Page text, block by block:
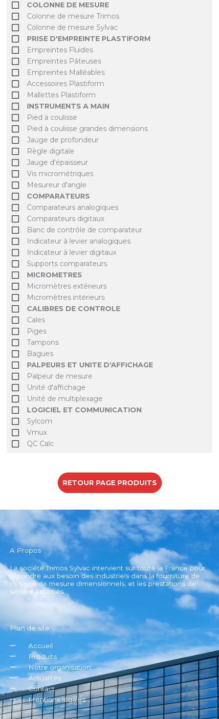
COLONNE DE MESURE
Colonne de mesure Trimos
Colonne de mesure Sylvac
PRISE D'EMPREINTE PLASTIFORM
Empreintes Fluides
Empreintes Pâteuses
Empreintes Malléables
Accessoires Plastiform
Mallettes Plastiform
INSTRUMENTS A MAIN
Pied à coulisse
Pied à coulisse grandes dimensions
Jauge de profondeur
Règle digitale
Jauge d'épaisseur
Vis micrométriques
Mesureur d'angle
COMPARATEURS
Comparateurs analogiques
Comparateurs digitaux
Banc de contrôle de comparateur
Indicateur à levier analogiques
Indicateur à levier digitaux
Supports comparateurs
MICROMETRES
Micromètres extérieurs
Micromètres intérieurs
CALIBRES DE CONTROLE
Cales
Piges
Tampons
Bagues
PALPEURS ET UNITE D'AFFICHAGE
Palpeur de mesure
Unité d'affichage
Unité de multiplexage
LOGICIEL ET COMMUNICATION
Sylcom
Vmux
QC Calc
RETOUR PAGE PRODUITS
A Propos
La société Trimos Sylvac intervient sur toute la France pour
répondre aux besoin des industriels dans la fourniture de
moyens de mesure dimensionnels, et les prestations de
service associés.
Plan de site
Accueil
Produits
Notre organisation
Actualités
Contact
Mentions légales